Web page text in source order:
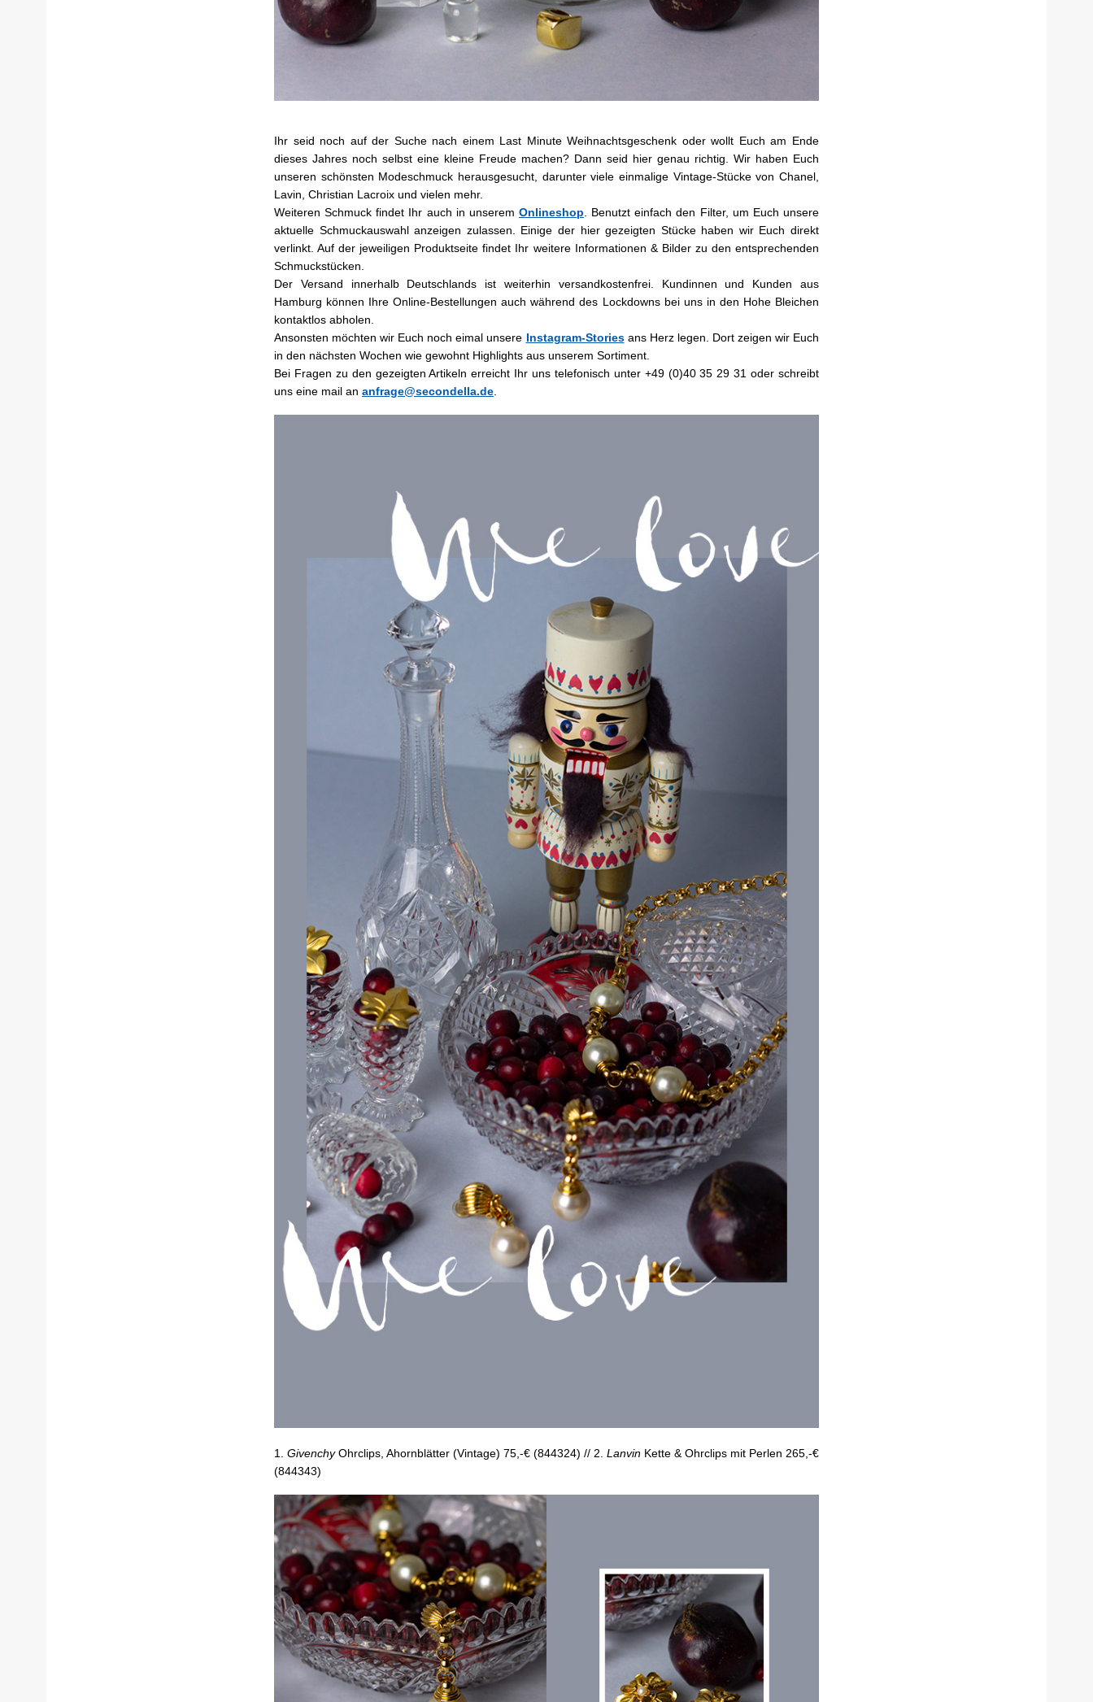
Ihr seid noch auf der Suche nach einem Last Minute Weihnachtsgeschenk oder wollt Euch am Ende
dieses Jahres noch selbst eine kleine Freude machen? Dann seid hier genau richtig. Wir haben Euch
unseren schönsten Modeschmuck herausgesucht, darunter viele einmalige Vintage-Stücke von Chanel,
Lavin, Christian Lacroix und vielen mehr.
Weiteren Schmuck findet Ihr auch in unserem Onlineshop . Benutzt einfach den Filter, um Euch unsere
aktuelle Schmuckauswahl anzeigen zulassen. Einige der hier gezeigten Stücke haben wir Euch direkt
verlinkt. Auf der jeweiligen Produktseite findet Ihr weitere Informationen & Bilder zu den entsprechenden
Schmuckstücken.
Der Versand innerhalb Deutschlands ist weiterhin versandkostenfrei. Kundinnen und Kunden aus
Hamburg können Ihre Online-Bestellungen auch während des Lockdowns bei uns in den Hohe Bleichen
kontaktlos abholen.
Ansonsten möchten wir Euch noch eimal unsere Instagram-Storiesans Herz legen. Dort zeigen wir Euch
in den nächsten Wochen wie gewohnt Highlights aus unserem Sortiment.
Bei Fragen zu den gezeigten Artikeln erreicht Ihr uns telefonisch unter +49 (0)40 35 29 31 oder schreibt
uns eine mail an anfrage@secondella.de
1. GivenchyOhrclips, Ahornblätter (Vintage) 75,-€ (844324) // 2. Lanvin Kette & Ohrclips mit Perlen 265,-€
(844343)